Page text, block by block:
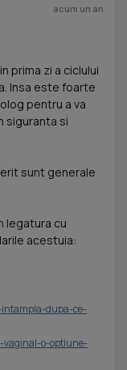
acum un an
prima zi a ciclului
Insa este foarte
pentru a va
siguranta si
sunt generale
legatura cu
acestuia:
intampla-dupa-ce-
vaginal-o-optiune-